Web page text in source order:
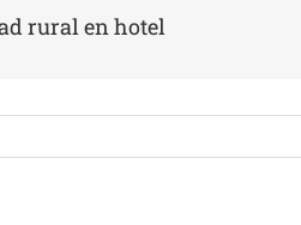
rural en hotel